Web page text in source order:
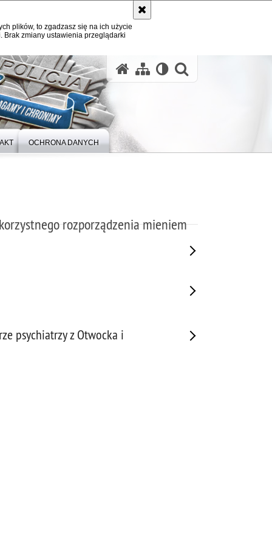
plików, to zgadzasz się na ich użycie
zmiany ustawienia przeglądarki
OCHRONA DANYCH
rozporządzenia mieniem
psychiatrzy z Otwocka i